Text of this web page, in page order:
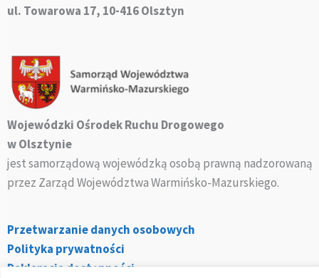
ul. Towarowa 17, 10-416 Olsztyn
Wojewódzki Ośrodek Ruchu Drogowego
w Olsztynie
jest samorządową wojewódzką osobą prawną nadzorowaną
przez Zarząd Województwa Warmińsko-Mazurskiego.
Przetwarzanie danych osobowych
Polityka prywatności
Deklaracja dostępności